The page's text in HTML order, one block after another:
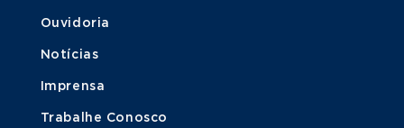
Ouvidoria
Notícias
Imprensa
Trabalhe Conosco